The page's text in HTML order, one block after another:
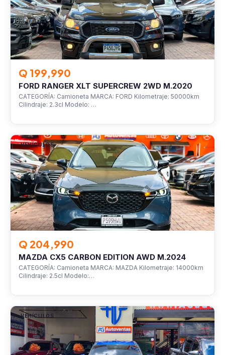
Q 199,990
FORD RANGER XLT SUPERCREW 2WD M.2020
CATEGORÍA: Camioneta MARCA: FORD Kilometraje: 50000km
Cilindraje: 2.3cl Modelo: …
VEHÍCULOS
Q 204,990
MAZDA CX5 CARBON EDITION AWD M.2024
CATEGORÍA: Camioneta MARCA: MAZDA Kilometraje: 14000km
Cilindraje: 2.5cl Modelo:…
VEHÍCULOS